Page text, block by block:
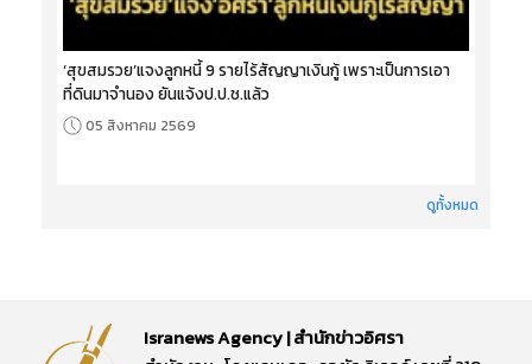
‘สุขสมรวย’แจงลูกหนี้ 9 รายไร้สัญญาเงินกู้ เพราะเป็นการเอา
ที่ดินมาจำนอง ยันแจ้งป.ป.ช.แล้ว
05 สิงหาคม 2569
ดูทั้งหมด
Isranews Agency | สำนักข่าวอิศรา